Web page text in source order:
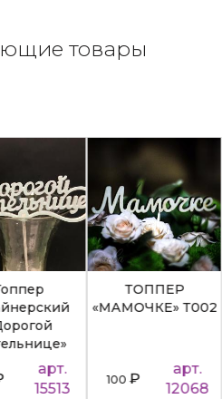
товары
арт.
15513
ТОППЕР
«МАМОЧКЕ» Т002
100₽
арт.
12068